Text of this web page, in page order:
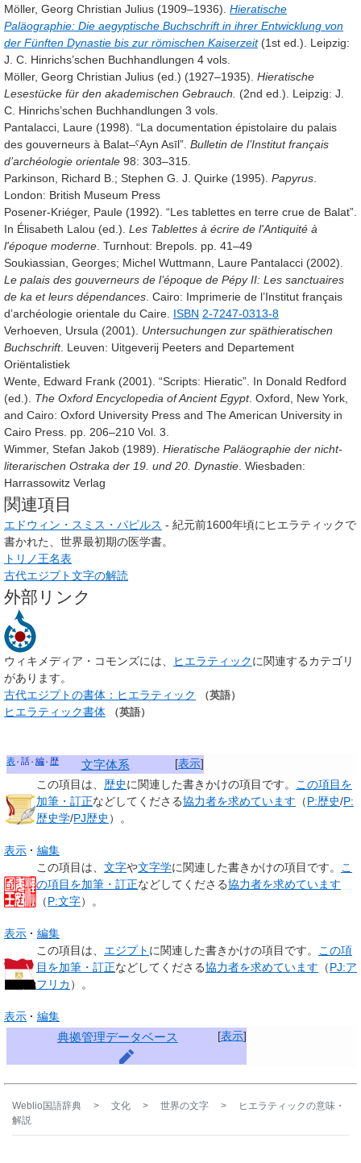
Möller, Georg Christian Julius (1909–1936). Hieratische
Paläographie: Die aegyptische Buchschrift in ihrer Entwicklung von
der Fünften Dynastie bis zur römischen Kaiserzeit(1st ed.). Leipzig:
J. C. Hinrichs’schen Buchhandlungen 4 vols.
Möller, Georg Christian Julius (ed.) (1927–1935). Hieratische
Lesestücke für den akademischen Gebrauch.
(2nd ed.). Leipzig: J.
C. Hinrichs’schen Buchhandlungen 3 vols.
Pantalacci, Laure (1998). “La documentation épistolaire du palais
des gouverneurs à Balat–ˁAyn Asīl”. Bulletin de l’Institut français
d’archéologie orientale 98: 303–315.
Parkinson, Richard B.; Stephen G. J. Quirke (1995). Papyrus
London: British Museum Press
Posener-Kriéger, Paule (1992). “Les tablettes en terre crue de Balat”.
In Élisabeth Lalou (ed.). Les Tablettes à écrire de l'Antiquité à
l'époque moderne . Turnhout: Brepols. pp. 41–49
Soukiassian, Georges; Michel Wuttmann, Laure Pantalacci (2002).
Le palais des gouverneurs de l’époque de Pépy II: Les sanctuaires
de ka et leurs dépendances . Cairo: Imprimerie de l’Institut français
d’archéologie orientale du Caire. ISBN 2-7247-0313-8
Verhoeven, Ursula (2001). Untersuchungen zur späthieratischen
Buchschrift. Leuven: Uitgeverij Peeters and Departement
Oriëntalistiek
Wente, Edward Frank (2001). “Scripts: Hieratic”. In Donald Redford
(ed.). The Oxford Encyclopedia of Ancient Egypt. Oxford, New York,
and Cairo: Oxford University Press and The American University in
Cairo Press. pp. 206–210 Vol. 3.
Wimmer, Stefan Jakob (1989). Hieratische Paläographie der nicht-
literarischen Ostraka der 19. und 20. Dynastie . Wiesbaden:
Harrassowitz Verlag
関連項目
エドウィン・スミス・パピルス - 紀元前1600年頃にヒエラティックで
書かれた、世界最初期の医学書。
トリノ王名表
古代エジプト文字の解読
外部リンク
ウィキメディア・コモンズには、 ヒエラティックに関連するカテゴリ
があります。
古代エジプトの書体：ヒエラティック
（英語）
ヒエラティック書体 （英語）
[表示]
表 話 編 歴 文字体系
この項目は、 歴史に関連した書きかけの項目 です。
この項目を
加筆・訂正などしてくださる協力者を求めています （P:歴史/P:
歴史学/PJ歴史 ）。
表示
編集
この項目は、 文字や文字学に関連した書きかけの項目 です。
こ
の項目を加筆・訂正などしてくださる協力者を求めています
（P:文字）。
表示
編集
この項目は、 エジプト に関連した書きかけの項目 です。
この項
目を加筆・訂正などしてくださる協力者を求めています （PJ:ア
フリカ ）。
表示
編集
[表示]
典拠管理データベース
Weblio国語辞典 > 文化 > 世界の文字 > ヒエラティックの意味・
解説